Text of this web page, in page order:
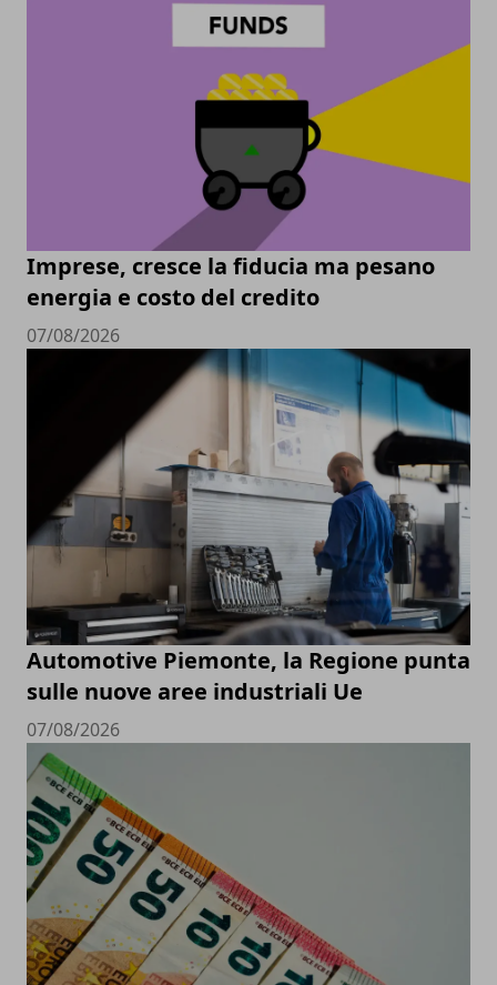
Imprese, cresce la fiducia ma pesano
energia e costo del credito
07/08/2026
Automotive Piemonte, la Regione punta
sulle nuove aree industriali Ue
07/08/2026